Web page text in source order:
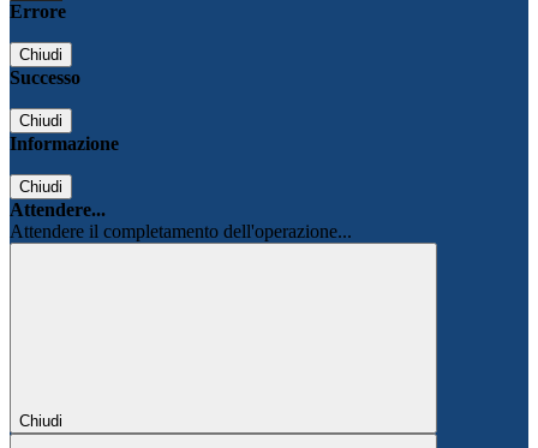
Errore
Chiudi
Successo
Chiudi
Informazione
Chiudi
Attendere...
Attendere il completamento dell'operazione...
Chiudi